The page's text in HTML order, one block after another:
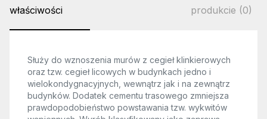
właściwości
produkcie (0)
Służy do wznoszenia murów z cegieł klinkierowych
oraz tzw. cegieł licowych w budynkach jedno i
wielokondygnacyjnych, wewnątrz jak i na zewnątrz
budynków. Dodatek cementu trasowego zmniejsza
prawdopodobieństwo powstawania tzw. wykwitów